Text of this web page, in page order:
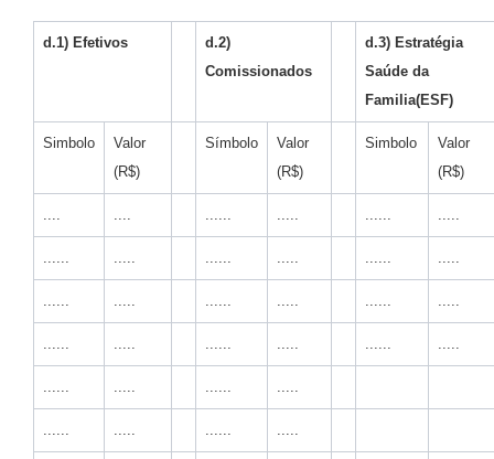
d.1) Efetivos
d.2)
Comissionados
d.3) Estratégia
Saúde da
Familia(ESF)
Simbolo
Valor
(R$)
Símbolo
Valor
(R$)
Simbolo
Valor
(R$)
.... .... ...... ..... ...... .....
...... ..... ...... ..... ...... .....
...... ..... ...... ..... ...... .....
...... ..... ...... ..... ...... .....
...... ..... ...... .....
...... ..... ...... .....